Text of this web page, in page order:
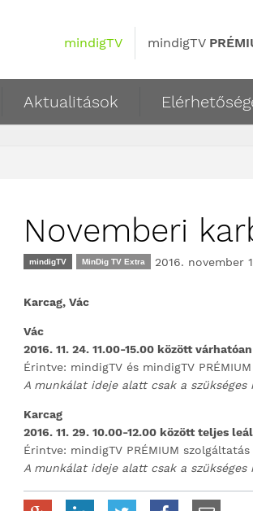
mindigTV mindigTV
Aktualitások
Novemberi
mindigTV MinDig TV Extra 2016. november
Karcag, Vác
Vác
2016. 11. 24. 11.00-15.00 között
Érintve: mindigTV és mindigTV
A munkálat ideje alatt csak a
Karcag
2016. 11. 29. 10.00-12.00 között teljes
Érintve: mindigTV PRÉMIUM
A munkálat ideje alatt csak a